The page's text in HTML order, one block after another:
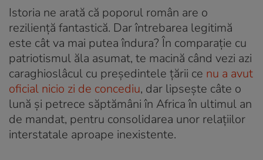
Istoria ne arată că poporul român are o
reziliență fantastică. Dar întrebarea legitimă
este cât va mai putea îndura? În comparație cu
patriotismul ăla asumat, te macină când vezi azi
caraghioslâcul cu președintele țării ce nu a avut
oficial nicio zi de concediu, dar lipsește câte o
lună și petrece săptămâni în Africa în ultimul an
de mandat, pentru consolidarea unor relațiilor
interstatale aproape inexistente.